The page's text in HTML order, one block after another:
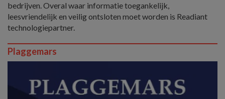
bedrijven. Overal waar informatie toegankelijk,
leesvriendelijk en veilig ontsloten moet worden is Readiant
technologiepartner.
Plaggemars